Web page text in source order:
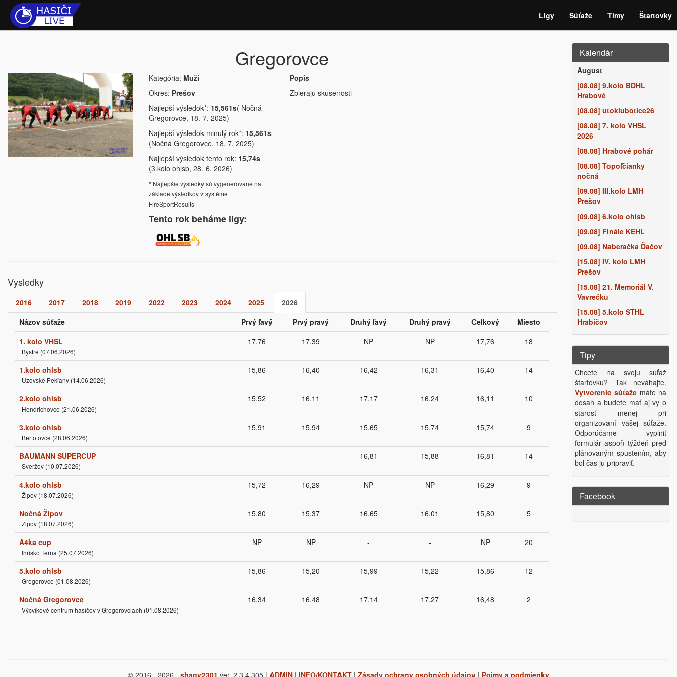
Ligy Súťaže Tímy Štartovky
Gregorovce
Kategória: Muži
Okres: Prešov
Najlepší výsledok*: 15,561s( Nočná
Gregorovce, 18. 7. 2025)
Najlepší výsledok minulý rok*: 15,561s
(Nočná Gregorovce, 18. 7. 2025)
Najlepší výsledok tento rok: 15,74s
(3.kolo ohlsb, 28. 6. 2026)
* Najlepšie výsledky sú vygenerované na
základe výsledkov v systéme
FireSportResults
Tento rok beháme ligy:
Popis
Zbieraju skusenosti
Vysledky
2016 2017 2018 2019 2022 2023 2024 2025
2026
Názov súťaže
Prvý ľavý Prvý pravý Druhý ľavý Druhý pravý Celkový
Miesto
1. kolo VHSL
Bystré (07.06.2026)
17,76 17,39 NP NP 17,76 18
1.kolo ohlsb
Uzovské Pekľany (14.06.2026)
15,86 16,40 16,42 16,31 16,40 14
2.kolo ohlsb
Hendrichovce (21.06.2026)
15,52 16,11 17,17 16,24 16,11 10
3.kolo ohlsb
Bertotovce (28.06.2026)
15,91 15,94 15,65 15,74 15,74 9
BAUMANN SUPERCUP
Sveržov (10.07.2026)
- - 16,81 15,88 16,81 14
4.kolo ohlsb
Žipov (18.07.2026)
15,72 16,29 NP NP 16,29 9
Nočná Žipov
Žipov (18.07.2026)
15,80 15,37 16,65 16,01 15,80 5
A4ka cup
Ihrisko Terňa (25.07.2026)
NP NP - - NP 20
5.kolo ohlsb
Gregorovce (01.08.2026)
15,86 15,20 15,99 15,22 15,86 12
Nočná Gregorovce
Výcvikové centrum hasičov v Gregorovciach (01.08.2026)
16,34 16,48 17,14 17,27 16,48 2
Kalendár
August
[08.08] 9.kolo BDHL
Hrabové
[08.08] utoklubotice26
[08.08] 7. kolo VHSL
2026
[08.08] Hrabové pohár
[08.08] Topoľčianky
nočná
[09.08] III.kolo LMH
Prešov
[09.08] 6.kolo ohlsb
[09.08] Finále KEHL
[09.08] Naberačka Ďačov
[15.08] IV. kolo LMH
Prešov
[15.08] 21. Memoriál V.
Vavrečku
[15.08] 5.kolo STHL
Hrabičov
Tipy
Chcete na svoju súťaž
štartovku? Tak neváhajte.
Vytvorenie súťaže máte na
dosah a budete mať aj vy o
starosť menej pri
organizovaní vašej súťaže.
Odporúčame vyplniť
formulár aspoň týždeň pred
plánovaným spustením, aby
bol čas ju pripraviť.
Facebook
© 2016 - 2026 - shagy2301 ver. 2.3.4.305 | ADMIN | INFO/KONTAKT | Zásady ochrany osobných údajov | Pojmy a podmienky